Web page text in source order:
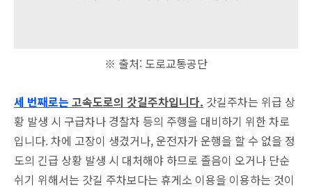
※ 출처: 도로교통공단
세 번째로는 고속도로의 갓길주차입니다. 갓길주차는 위급 상
황 발생 시 구급차나 경찰차 등의 주행을 대비하기 위한 차로
입니다. 차에 고장이 생겼거나, 운전자가 운행을 할 수 없을 정
도의 긴급 상황 발생 시 대처해야 하므로 졸음이 오거나 단순
쉬기 위해서는 갓길 주차보다는 휴게소 이용을 이용하는 것이